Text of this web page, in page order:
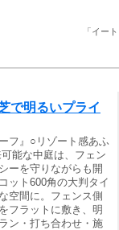
「イー
で明るいプライ
フ』○リゾート感あふ
能な中庭は、フェン
ーを守りながらも開
ット600角の大判タイ
空間に。フェンス側
フラットに敷き、明
ン・打ち合わせ・施